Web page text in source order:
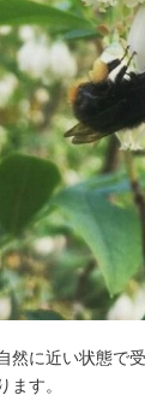
然に近い状態で
ます。